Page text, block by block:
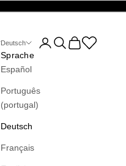
Deutsch
Sprache
Español
Português
(portugal)
Deutsch
Français
Kundenkontoseite
Suche öffnen
Warenkorb
Abrir la